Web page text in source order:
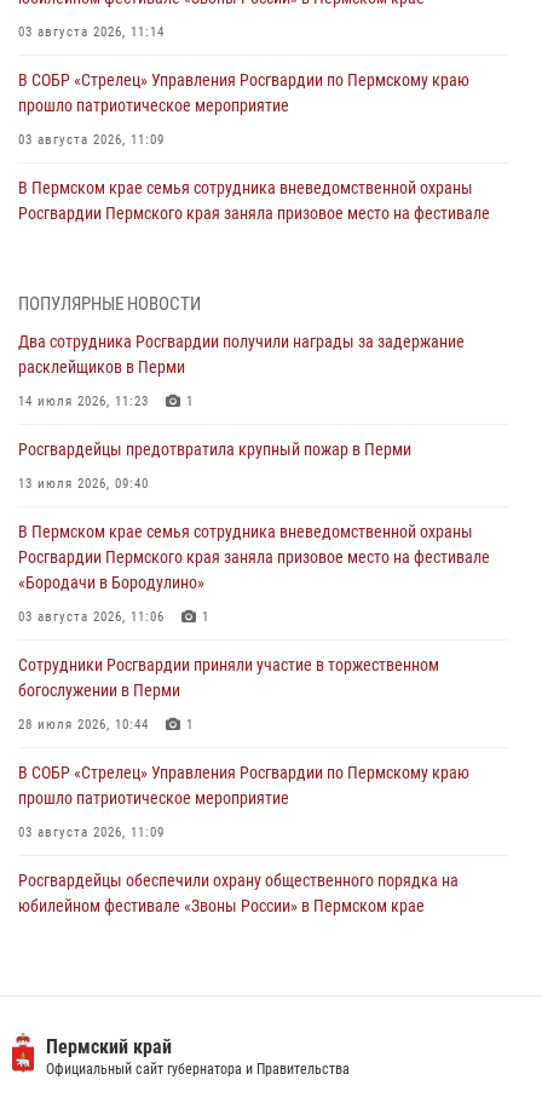
03 августа 2026, 11:14
В СОБР «Стрелец» Управления Росгвардии по Пермскому краю
прошло патриотическое мероприятие
03 августа 2026, 11:09
В Пермском крае семья сотрудника вневедомственной охраны
Росгвардии Пермского края заняла призовое место на фестивале
юных спортсменов
03 августа 2026, 10:59
30 июля 2026, 05:19
богослужении в Перми
28 июля 2026, 10:44
Росгвардейцы оказали силовую поддержку при задержании
28 июля 2026, 06:15
ПОПУЛЯРНЫЕ НОВОСТИ
Два сотрудника Росгвардии получили награды за задержание
расклейщиков в Перми
14 июля 2026, 11:23 1
Росгвардейцы предотвратила крупный пожар в Перми
13 июля 2026, 09:40
В Пермском крае семья сотрудника вневедомственной охраны
Росгвардии Пермского края заняла призовое место на фестивале
«Бородачи в Бородулино»
03 августа 2026, 11:06 1
Сотрудники Росгвардии приняли участие в торжественном
богослужении в Перми
28 июля 2026, 10:44 1
В СОБР «Стрелец» Управления Росгвардии по Пермскому краю
прошло патриотическое мероприятие
03 августа 2026, 11:09
Росгвардейцы обеспечили охрану общественного порядка на
юбилейном фестивале «Звоны России» в Пермском крае
ветеринарно-санитарной службы с годовщиной образования
13 июля 2026, 10:43
Пермский край
Официальный сайт губернатора и Правительства